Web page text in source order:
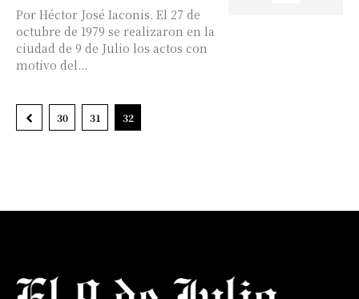
Por Héctor José Iaconis. El 27 de
octubre de 1979 se realizaron en la
ciudad de 9 de Julio los actos con
motivo del...
30 31 32